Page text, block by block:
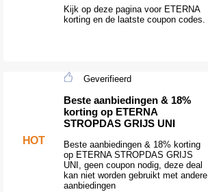
Kijk op deze pagina voor ETERNA
korting en de laatste coupon codes.
HOT
Geverifieerd
Beste aanbiedingen & 18%
korting op ETERNA
STROPDAS GRIJS UNI
Beste aanbiedingen & 18% korting
op ETERNA STROPDAS GRIJS
UNI, geen coupon nodig, deze deal
kan niet worden gebruikt met andere
aanbiedingen